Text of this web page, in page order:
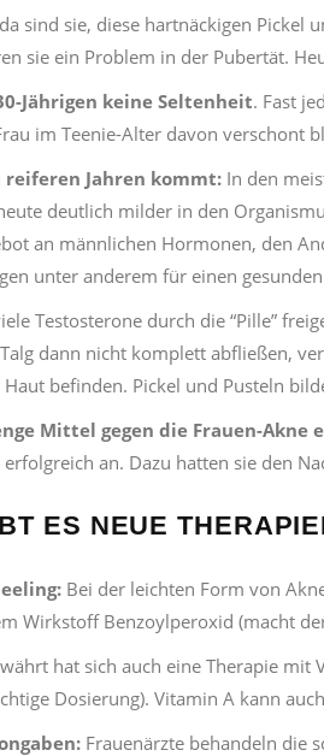
sind sie, diese hartnäckigen
sie ein Problem in der Pubertät.
Jährigen keine Seltenheit. Fast
im Teenie-Alter davon verschont
reiferen Jahren kommt: In den
deutlich milder in den
an männlichen Hormonen, den
unter anderem für einen
Testosterone durch die “Pille”
dann nicht komplett abfließen,
befinden. Pickel und Pusteln
Mittel gegen die Frauen-Akne
an. Dazu hatten sie den
ES NEUE
Bei der leichten Form von
Wirkstoff Benzoylperoxid (macht
hat sich auch eine Therapie
Dosierung). Vitamin A kann
Frauenärzte behandeln die